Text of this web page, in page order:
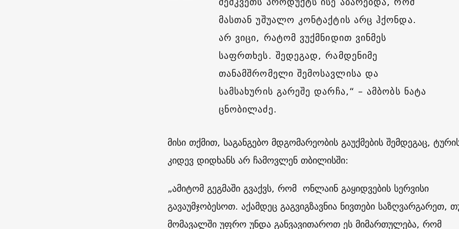
მასთან უშუალო კონტაქტის არც ჰქონდა.
არ ვიცი, რატომ ვუქმნიდით ვინმეს
საფრთხეს. შედეგად, რამდენიმე
თანამშრომელი შემოსავლისა და
სამსახურის გარეშე დარჩა,“ – ამბობს ნატა
ცნობილაძე.
მისი თქმით, საგანგებო მდგომარეობის გაუქმების შემდეგაც,
კიდევ დიდხანს არ ჩამოვლენ თბილისში:
„ამიტომ გეგმაში გვაქვს, რომ ონლაინ გაყიდვების სერვისი
გავაუმჯობესოთ. აქამდეც გაგვიგზავნია ნივთები საზღვარგარეთ,
მომავალში უფრო უნდა განვავითაროთ ეს მიმართულება, რომ